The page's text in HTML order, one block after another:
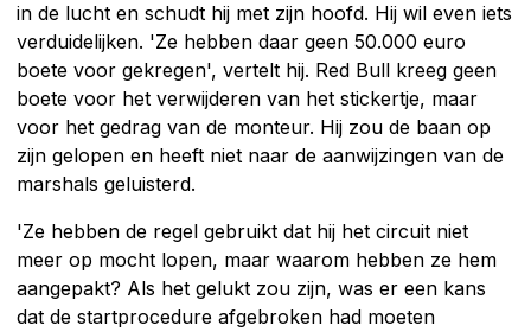
in de lucht en schudt hij met zijn hoofd. Hij wil even iets
verduidelijken. 'Ze hebben daar geen 50.000 euro
boete voor gekregen', vertelt hij. Red Bull kreeg geen
boete voor het verwijderen van het stickertje, maar
voor het gedrag van de monteur. Hij zou de baan op
zijn gelopen en heeft niet naar de aanwijzingen van de
marshals geluisterd.
'Ze hebben de regel gebruikt dat hij het circuit niet
meer op mocht lopen, maar waarom hebben ze hem
aangepakt? Als het gelukt zou zijn, was er een kans
dat de startprocedure afgebroken had moeten